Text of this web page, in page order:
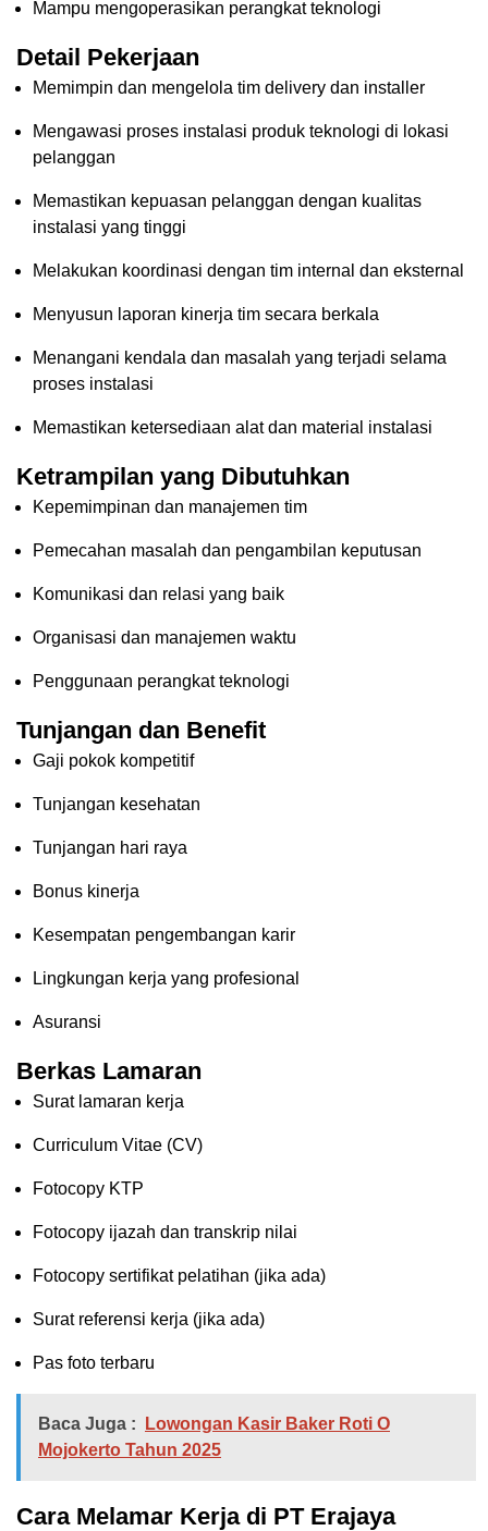
Mampu mengoperasikan perangkat teknologi
Detail Pekerjaan
Memimpin dan mengelola tim delivery dan installer
Mengawasi proses instalasi produk teknologi di lokasi
pelanggan
Memastikan kepuasan pelanggan dengan kualitas
instalasi yang tinggi
Melakukan koordinasi dengan tim internal dan eksternal
Menyusun laporan kinerja tim secara berkala
Menangani kendala dan masalah yang terjadi selama
proses instalasi
Memastikan ketersediaan alat dan material instalasi
Ketrampilan yang Dibutuhkan
Kepemimpinan dan manajemen tim
Pemecahan masalah dan pengambilan keputusan
Komunikasi dan relasi yang baik
Organisasi dan manajemen waktu
Penggunaan perangkat teknologi
Tunjangan dan Benefit
Gaji pokok kompetitif
Tunjangan kesehatan
Tunjangan hari raya
Bonus kinerja
Kesempatan pengembangan karir
Lingkungan kerja yang profesional
Asuransi
Berkas Lamaran
Surat lamaran kerja
Curriculum Vitae (CV)
Fotocopy KTP
Fotocopy ijazah dan transkrip nilai
Fotocopy sertifikat pelatihan (jika ada)
Surat referensi kerja (jika ada)
Pas foto terbaru
Baca Juga :
Lowongan Kasir Baker Roti O
Mojokerto Tahun 2025
Cara Melamar Kerja di PT Erajaya